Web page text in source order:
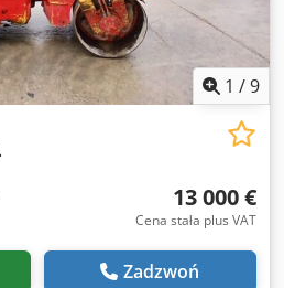
1 /9
13 000 €
Cena stała plus VAT
Zadzwoń